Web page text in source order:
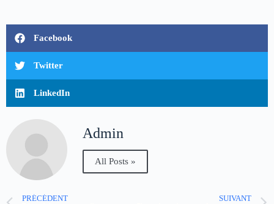
Facebook
Twitter
LinkedIn
Admin
All Posts »
PRÉCÉDENT SUIVANT